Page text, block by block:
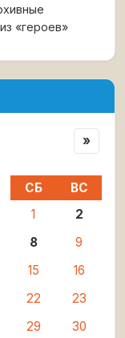
«героев»
»
СБ
ВС
1
2
8
9
15
16
22
23
29
30